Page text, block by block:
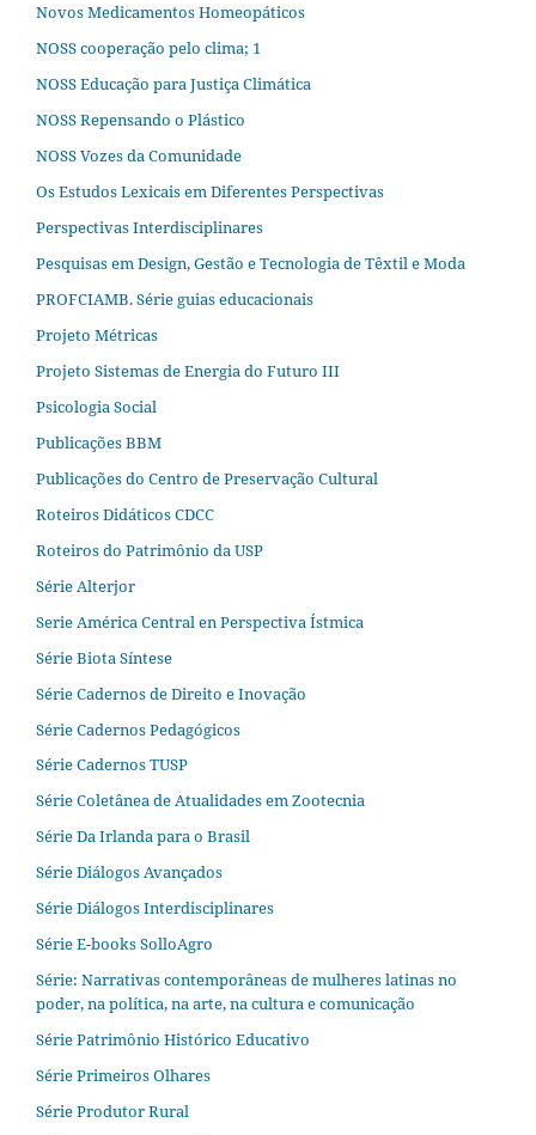
Novos Medicamentos Homeopáticos
NOSS cooperação pelo clima; 1
NOSS Educação para Justiça Climática
NOSS Repensando o Plástico
NOSS Vozes da Comunidade
Os Estudos Lexicais em Diferentes Perspectivas
Perspectivas Interdisciplinares
Pesquisas em Design, Gestão e Tecnologia de Têxtil e Moda
PROFCIAMB. Série guias educacionais
Projeto Métricas
Projeto Sistemas de Energia do Futuro III
Psicologia Social
Publicações BBM
Publicações do Centro de Preservação Cultural
Roteiros Didáticos CDCC
Roteiros do Patrimônio da USP
Série Alterjor
Serie América Central en Perspectiva Ístmica
Série Biota Síntese
Série Cadernos de Direito e Inovação
Série Cadernos Pedagógicos
Série Cadernos TUSP
Série Coletânea de Atualidades em Zootecnia
Série Da Irlanda para o Brasil
Série Diálogos Avançados
Série Diálogos Interdisciplinares
Série E-books SolloAgro
Série: Narrativas contemporâneas de mulheres latinas no
poder, na política, na arte, na cultura e comunicação
Série Patrimônio Histórico Educativo
Série Primeiros Olhares
Série Produtor Rural